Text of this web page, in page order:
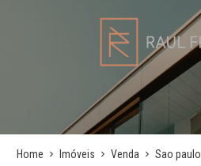
Home Imóveis Venda Sao paulo